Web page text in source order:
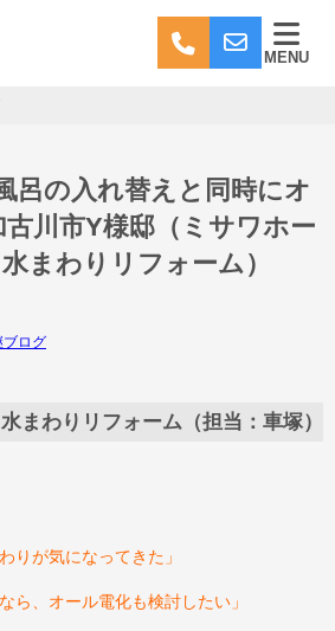
MENU
呂の入れ替えと同時にオ
川市Y様邸（ミサワホー
まわりリフォーム）
ブログ
水まわりリフォーム（担当：車塚）
りが気になってきた」
ら、オール電化も検討したい」